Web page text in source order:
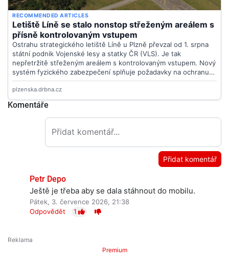
Komentáře
Přidat komentář
Petr Depo
Ještě je třeba aby se dala stáhnout do mobilu.
Pátek, 3. července 2026, 21:38
Odpovědět
1
Premium